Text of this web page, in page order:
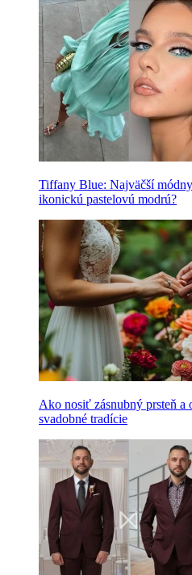
Tiffany Blue: Najväčší
ikonickú pastelovú modrú?
Ako nosiť zásnubný prsteň a
svadobné tradície